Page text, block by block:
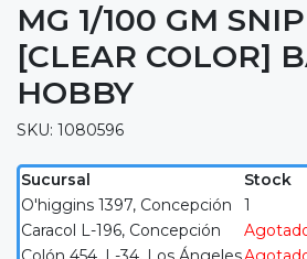
MG 1/100 GM
[CLEAR COLOR]
HOBBY
SKU: 1080596
Sucursal
Stock
O'higgins 1397, Concepción
1
Caracol L-196, Concepción